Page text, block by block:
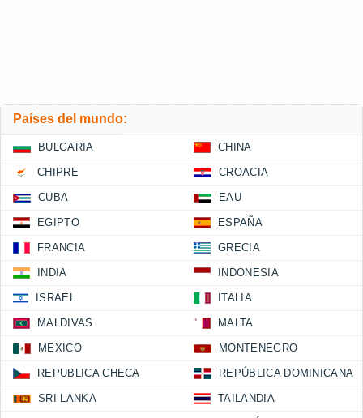
Países del mundo:
BULGARIA CHINA
CHIPRE CROACIA
CUBA EAU
EGIPTO ESPAÑA
FRANCIA GRECIA
INDIA INDONESIA
ISRAEL ITALIA
MALDIVAS MALTA
MEXICO MONTENEGRO
REPUBLICA CHECA REPÚBLICA DOMINICANA
SRI LANKA TAILANDIA